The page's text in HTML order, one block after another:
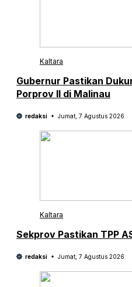
Kaltara
Gubernur Pastikan
Porprov II di Malinau
redaksi Jumat, 7 Agustus 2026
Kaltara
Sekprov Pastikan TPP
redaksi Jumat, 7 Agustus 2026